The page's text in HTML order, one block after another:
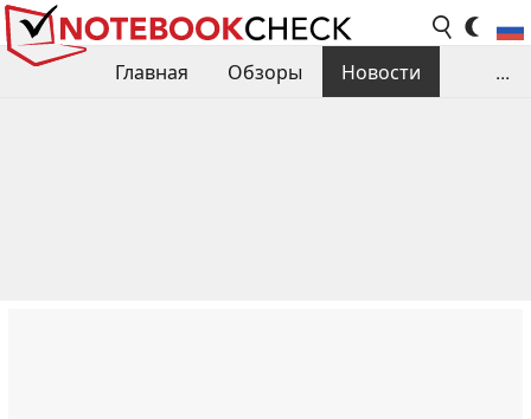
Главная Обзоры
Новости
...